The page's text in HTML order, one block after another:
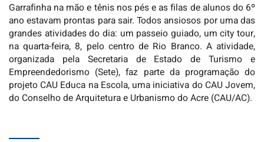
Garrafinha na mão e tênis nos pés e as filas de alunos do 6º
ano estavam prontas para sair. Todos ansiosos por uma das
grandes atividades do dia: um passeio guiado, um city tour,
na quarta-feira, 8, pelo centro de Rio Branco. A atividade,
organizada pela Secretaria de Estado de Turismo e
Empreendedorismo (Sete), faz parte da programação do
projeto CAU Educa na Escola, uma iniciativa do CAU Jovem,
do Conselho de Arquitetura e Urbanismo do Acre (CAU/AC).